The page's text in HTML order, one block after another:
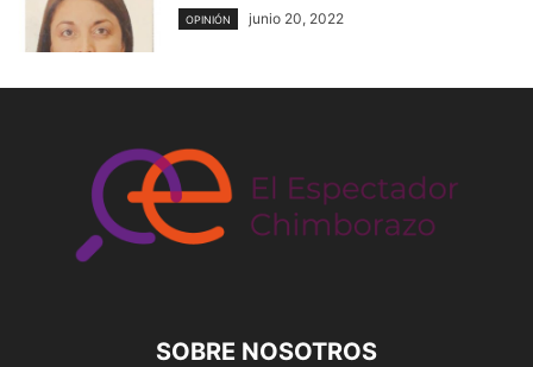
OPINIÓN junio 20, 2022
SOBRE NOSOTROS